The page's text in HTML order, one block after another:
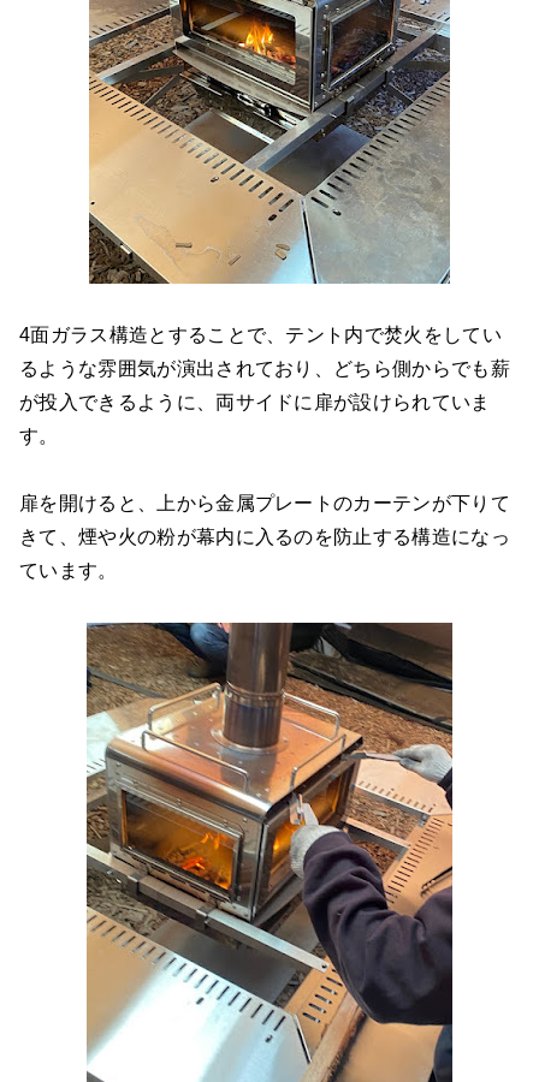
4面ガラス構造とすることで、テント内で焚火をしてい
るような雰囲気が演出されており、どちら側からでも薪
が投入できるように、両サイドに扉が設けられていま
す。
扉を開けると、上から金属プレートのカーテンが下りて
きて、煙や火の粉が幕内に入るのを防止する構造になっ
ています。